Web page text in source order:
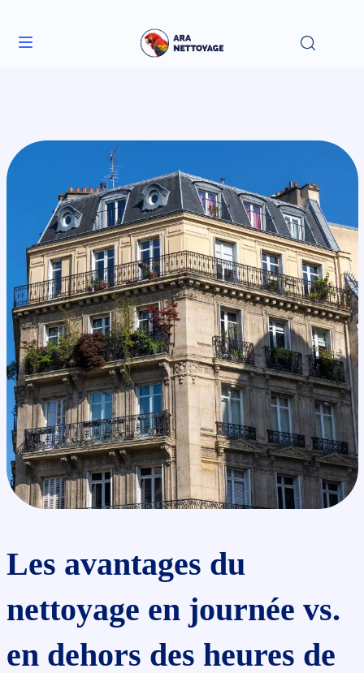
Les avantages du
nettoyage en journée vs.
en dehors des heures de